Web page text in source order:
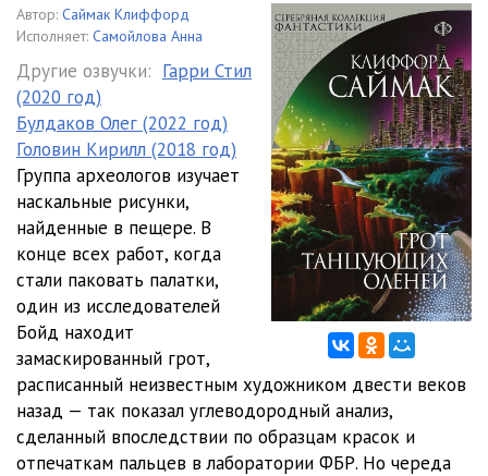
Автор: Саймак Клиффорд
Исполняет: Самойлова Анна
Другие озвучки: Гарри Стил
(2020 год)
Булдаков Олег (2022 год)
Головин Кирилл (2018 год)
Группа археологов изучает
наскальные рисунки,
найденные в пещере. В
конце всех работ, когда
стали паковать палатки,
один из исследователей
Бойд находит
замаскированный грот,
расписанный неизвестным художником двести веков
назад — так показал углеводородный анализ,
сделанный впоследствии по образцам красок и
отпечаткам пальцев в лаборатории ФБР. Но череда